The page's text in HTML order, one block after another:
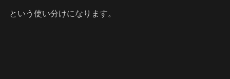
という使い分けになります。